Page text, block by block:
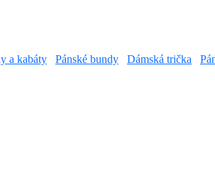
a kabáty Pánské bundy Dámská trička